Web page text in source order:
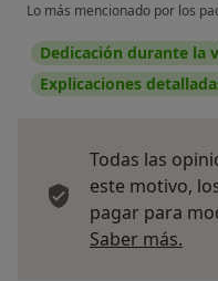
Lo más mencionado por los
Dedicación durante la
Explicaciones
Todas las
este motivo,
pagar para
Saber más.